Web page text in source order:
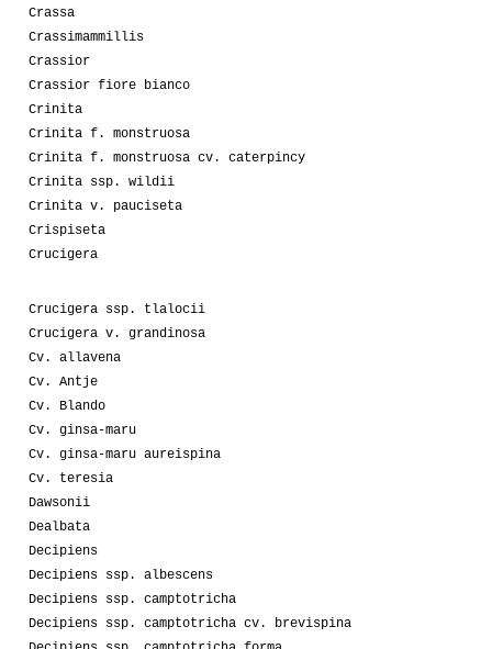
Crassa
Crassimammillis
Crassior
Crassior fiore bianco
Crinita
Crinita f. monstruosa
Crinita f. monstruosa cv. caterpincy
Crinita ssp. wildii
Crinita v. pauciseta
Crispiseta
Crucigera
Crucigera ssp. tlalocii
Crucigera v. grandinosa
Cv. allavena
Cv. Antje
Cv. Blando
Cv. ginsa-maru
Cv. ginsa-maru aureispina
Cv. teresia
Dawsonii
Dealbata
Decipiens
Decipiens ssp. albescens
Decipiens ssp. camptotricha
Decipiens ssp. camptotricha cv. brevispina